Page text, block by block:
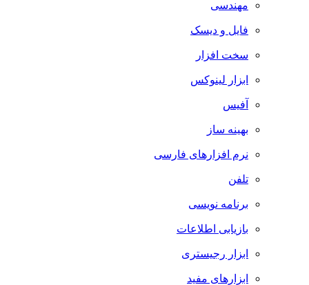
مهندسی
فایل و دیسک
سخت افزار
ابزار لینوکس
آفیس
بهینه ساز
نرم افزارهای فارسی
تلفن
برنامه نویسی
بازیابی اطلاعات
ابزار رجیستری
ابزارهای مفید